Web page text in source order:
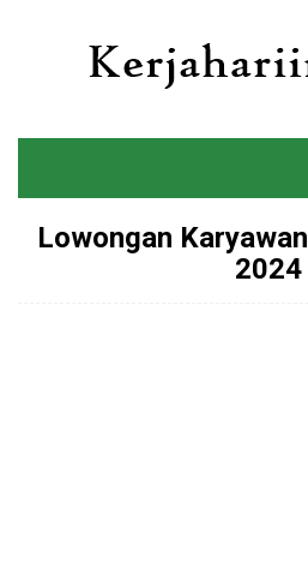
Lowongan
2024